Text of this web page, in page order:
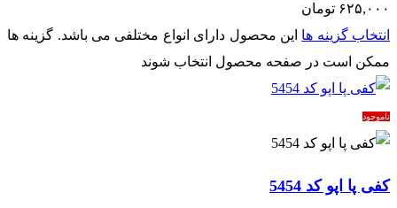
۶۲۵,۰۰۰ تومان
انتخاب گزینه ها این محصول دارای انواع مختلفی می باشد. گزینه ها
ممکن است در صفحه محصول انتخاب شوند
ناموجود
کفی پا اپو کد 5454